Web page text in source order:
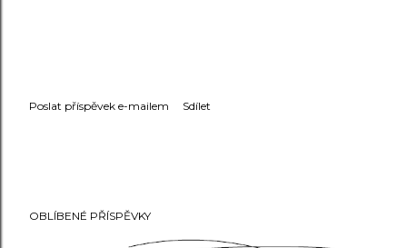
Poslat příspěvek e-mailem Sdílet
OBLÍBENÉ PŘÍSPĚVKY